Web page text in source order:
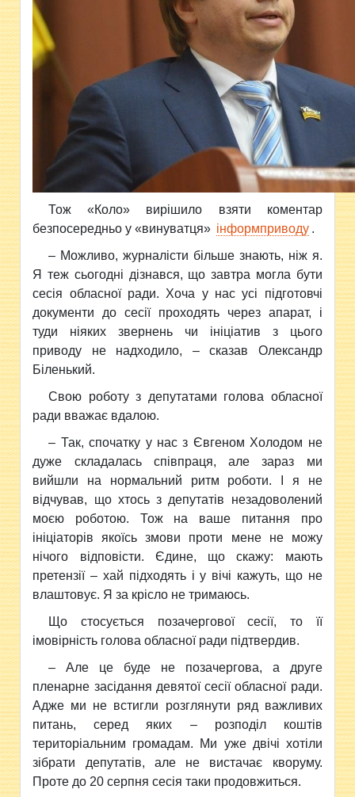
Тож «Коло» вирішило взяти коментар
безпосередньо у «винуватця» інформприводу .
– Можливо, журналісти більше знають, ніж я.
Я теж сьогодні дізнався, що завтра могла бути
сесія обласної ради. Хоча у нас усі підготовчі
документи до сесії проходять через апарат, і
туди ніяких звернень чи ініціатив з цього
приводу не надходило, – сказав Олександр
Біленький.
Свою роботу з депутатами голова обласної
ради вважає вдалою.
– Так, спочатку у нас з Євгеном Холодом не
дуже складалась співпраця, але зараз ми
вийшли на нормальний ритм роботи. І я не
відчував, що хтось з депутатів незадоволений
моєю роботою. Тож на ваше питання про
ініціаторів якоїсь змови проти мене не можу
нічого відповісти. Єдине, що скажу: мають
претензії – хай підходять і у вічі кажуть, що не
влаштовує. Я за крісло не тримаюсь.
Що стосується позачергової сесії, то її
імовірність голова обласної ради підтвердив.
– Але це буде не позачергова, а друге
пленарне засідання девятої сесії обласної ради.
Адже ми не встигли розглянути ряд важливих
питань, серед яких – розподіл коштів
територіальним громадам. Ми уже двічі хотіли
зібрати депутатів, але не вистачає кворуму.
Проте до 20 серпня сесія таки продовжиться.